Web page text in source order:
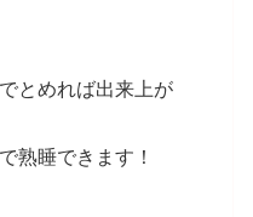
とめれば出来上が
熟睡できます！